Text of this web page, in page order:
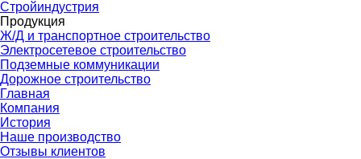
Стройиндустрия
Продукция
Ж/Д и транспортное строительство
Электросетевое строительство
Подземные коммуникации
Дорожное строительство
Главная
Компания
История
Наше производство
Отзывы клиентов